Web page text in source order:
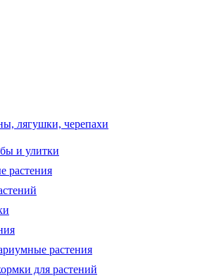
лягушки, черепахи
и улитки
растения
растения
для растений